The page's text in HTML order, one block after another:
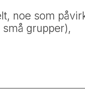
noe som
grupper),